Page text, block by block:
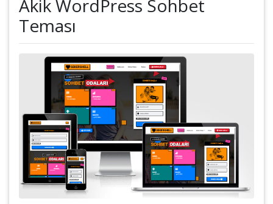
Akik WordPress Sohbet
Teması